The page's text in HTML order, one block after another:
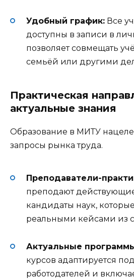
Удобный график: Все
доступны в записи в
позволяет совмещать
семьёй или другими
Практическая
актуальные знания
Образование в МИТУ
запросы рынка труда.
Преподаватели-
преподают
кандидаты наук,
реальными кейсами из
Актуальные
курсов адаптируется
работодателей и